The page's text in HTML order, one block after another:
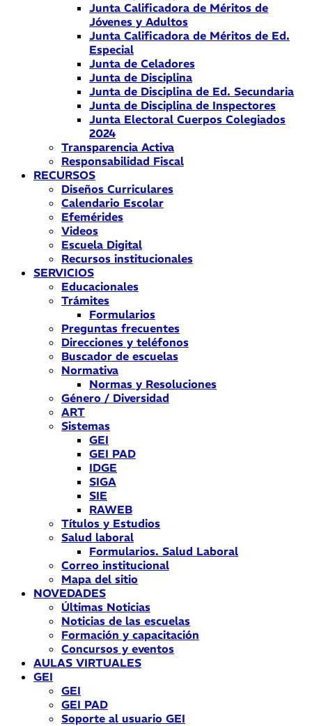
Junta Calificadora de Méritos de
Jóvenes y Adultos
Junta Calificadora de Méritos de Ed.
Especial
Junta de Celadores
Junta de Disciplina
Junta de Disciplina de Ed. Secundaria
Junta de Disciplina de Inspectores
Junta Electoral Cuerpos Colegiados
2024
Transparencia Activa
Responsabilidad Fiscal
RECURSOS
Diseños Curriculares
Calendario Escolar
Efemérides
Videos
Escuela Digital
Recursos institucionales
SERVICIOS
Educacionales
Trámites
Formularios
Preguntas frecuentes
Direcciones y teléfonos
Buscador de escuelas
Normativa
Normas y Resoluciones
Género / Diversidad
ART
Sistemas
GEI
GEI PAD
IDGE
SIGA
SIE
RAWEB
Títulos y Estudios
Salud laboral
Formularios. Salud Laboral
Correo institucional
Mapa del sitio
NOVEDADES
Últimas Noticias
Noticias de las escuelas
Formación y capacitación
Concursos y eventos
AULAS VIRTUALES
GEI
GEI
GEI PAD
Soporte al usuario GEI